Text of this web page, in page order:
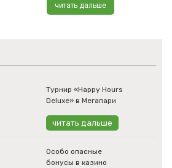
читать дальше
Турнир «Happy Hours
Deluxe» в Мегапари
читать дальше
Особо опасные
бонусы в казино